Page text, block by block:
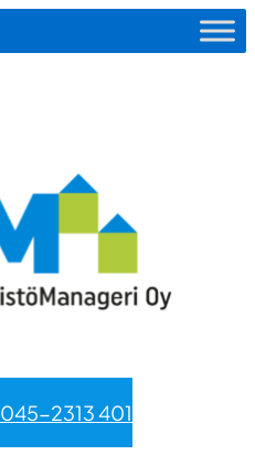
045-2313 401